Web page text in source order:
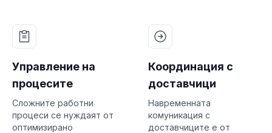
Управление на
процесите
Сложните работни
процеси се нуждаят от
оптимизирано
Координация с
доставчици
Навременната
комуникация с
доставчиците е от